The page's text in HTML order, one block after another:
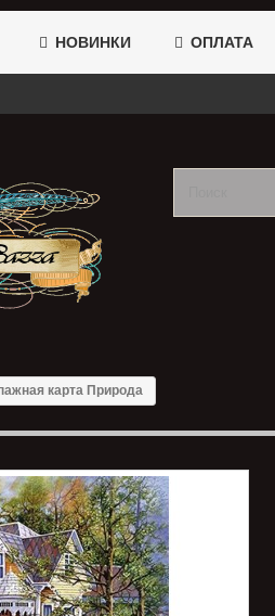
НОВИНКИ ОПЛАТА
карта Природа